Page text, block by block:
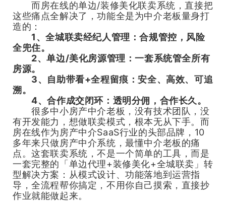
而房在线的单边/装修美化联卖系统，直接把
这些痛点全解决了，功能全是为中介老板量身打
造的：
1、全城联卖经纪人管理：合规管控，风险
全兜住。
2、单边/美化房源管理：一套系统管全所有
房源。
3、自助带看+全程留痕：安全、高效、可追
溯。
4、合作成交闭环：透明分佣，合作长久。
很多中小房产中介老板，没有技术团队，没
有开发能力，想做联卖模式，根本无从下手。而
房在线作为房产中介SaaS行业的头部品牌，10
多年来只做房产中介系统，最懂中介老板的痛
点。这套联卖系统，不是一个简单的工具，而是
一套完整的「单边代理+装修美化+全城联卖」转
型解决方案：从模式设计、功能落地到运营指
导，全流程帮你搞定，不用你自己摸索，直接抄
作业就能做起来。